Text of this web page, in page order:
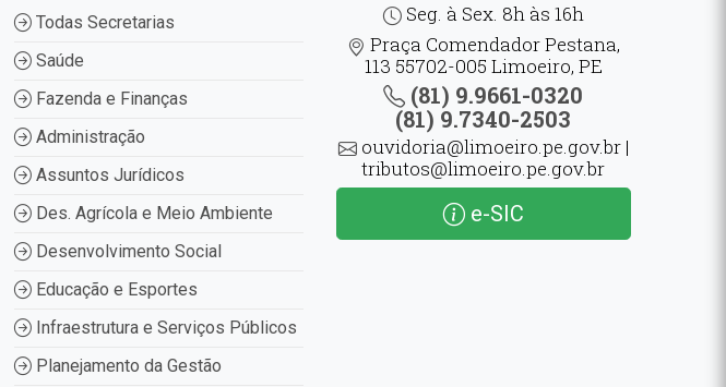
Todas Secretarias
Saúde
Fazenda e Finanças
Administração
Assuntos Jurídicos
Des. Agrícola e Meio Ambiente
Desenvolvimento Social
Educação e Esportes
Infraestrutura e Serviços Públicos
Planejamento da Gestão
Seg. à Sex. 8h às 16h
Praça Comendador Pestana,
113 55702-005 Limoeiro, PE
(81) 9.9661-0320
(81) 9.7340-2503
ouvidoria@limoeiro.pe.gov.br |
tributos@limoeiro.pe.gov.br
e-SIC